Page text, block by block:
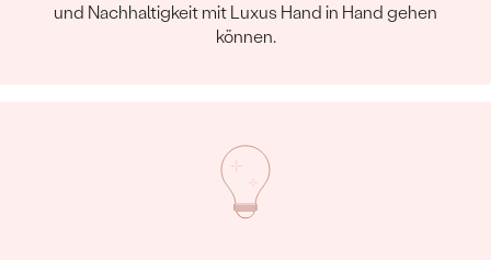
und Nachhaltigkeit mit Luxus Hand in Hand gehen
können.